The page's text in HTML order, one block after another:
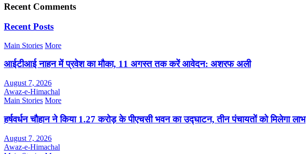
Recent Comments
Recent Posts
Main Stories More
आईटीआई नाहन में प्रवेश का मौका, 11 अगस्त तक करें आवेदन: अशरफ अली
August 7, 2026
Awaz-e-Himachal
Main Stories More
हर्षवर्धन चौहान ने किया 1.27 करोड़ के पीएचसी भवन का उद्घाटन, तीन पंचायतों को मिलेगा लाभ
August 7, 2026
Awaz-e-Himachal